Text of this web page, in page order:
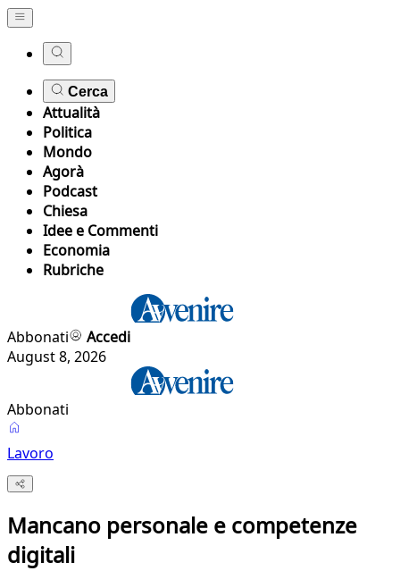
Cerca
Attualità
Politica
Mondo
Agorà
Podcast
Chiesa
Idee e Commenti
Economia
Rubriche
Abbonati
Accedi
August 8, 2026
Abbonati
Lavoro
Mancano personale e competenze
digitali